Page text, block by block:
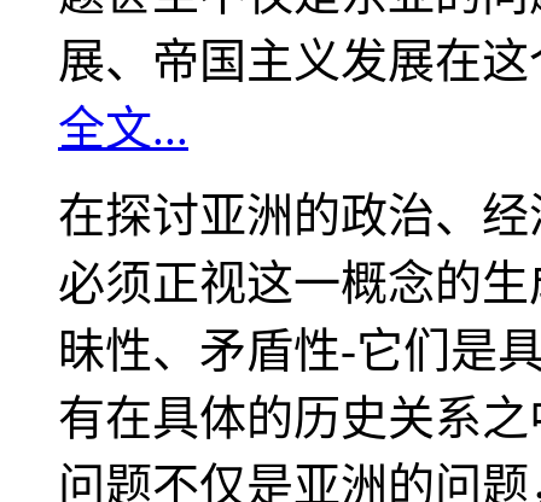
展、帝国主义发展在
全文...
在探讨亚洲的政治、
必须正视这一概念的
昧性、矛盾性-它们是
有在具体的历史关系
问题不仅是亚洲的问